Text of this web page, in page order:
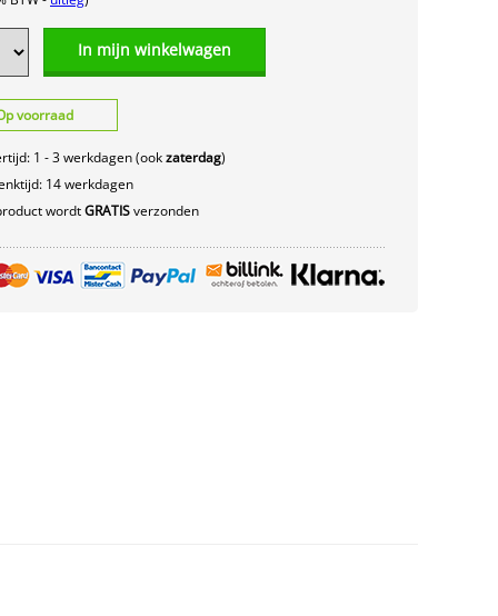
In mijn winkelwagen
voorraad
1 - 3 werkdagen (ookzaterdag)
14 werkdagen
wordtGRATISverzonden